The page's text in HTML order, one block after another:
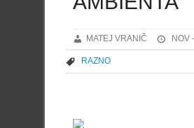
MATEJ VRANIČ NOV
RAZNO